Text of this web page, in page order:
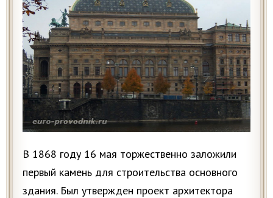
В 1868 году 16 мая торжественно заложили
первый камень для строительства основного
здания. Был утвержден проект архитектора